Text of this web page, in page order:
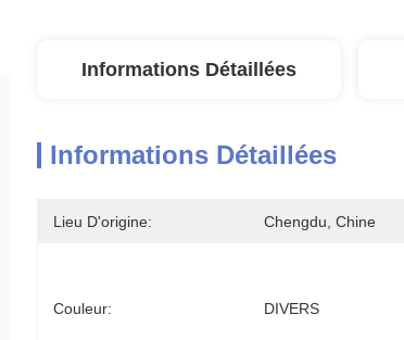
Informations Détaillées
Informations Détaillées
Lieu D'origine: Chengdu, Chine
Couleur: DIVERS